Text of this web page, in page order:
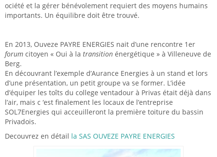
ociété et la gérer bénévolement requiert des moyens humains
importants. Un équilibre doit être trouvé.
En 2013, Ouveze PAYRE ENERGIES nait d’une rencontre 1er
forum citoyen « Oui à la transition énergétique » à Villeneuve de
Berg.
En découvrant l’exemple d’Aurance Energies à un stand et lors
d’une présentation, un petit groupe va se former. L’idée
d’équiper les toîts du college ventadour à Privas était déjà dans
l’air, mais c ‘est finalement les locaux de l’entreprise
SOL7Energies qui acceuilleront la première toiture du bassin
Privadois.
Decouvrez en détail la SAS OUVEZE PAYRE ENERGIES